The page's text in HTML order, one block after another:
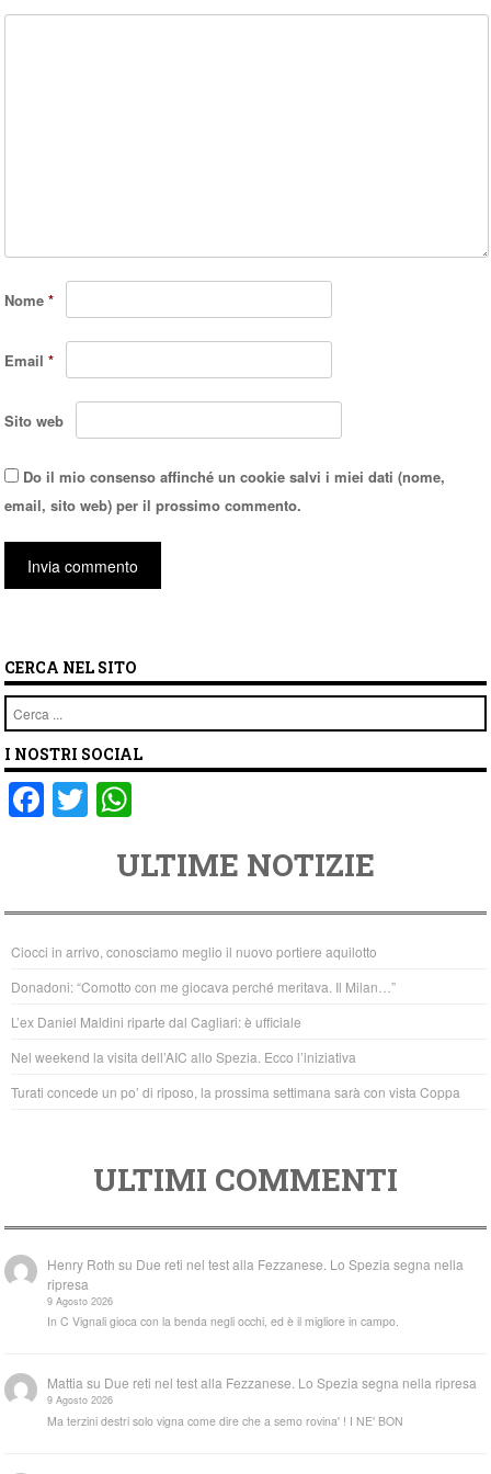
Nome*
Email*
Sito web
Do il mio consenso affinché un cookie salvi i miei dati (nome,
email, sito web) per il prossimo commento.
CERCA NEL SITO
Cerca
I NOSTRI SOCIAL
F
e
b
o
o
k
T
er
at
s
A
p
p
ULTIME NOTIZIE
Ciocci in arrivo, conosciamo meglio il nuovo portiere aquilotto
Donadoni: “Comotto con me giocava perché meritava. Il Milan…”
L’ex Daniel Maldini riparte dal Cagliari: è ufficiale
Nel weekend la visita dell’AIC allo Spezia. Ecco l’iniziativa
Turati concede un po’ di riposo, la prossima settimana sarà con vista Coppa
ULTIMI COMMENTI
Henry Roth su Due reti nel test alla Fezzanese. Lo Spezia segna nella
ripresa
9 Agosto 2026
In C Vignali gioca con la benda negli occhi, ed è il migliore in campo.
Mattia su Due reti nel test alla Fezzanese. Lo Spezia segna nella ripresa
9 Agosto 2026
Ma terzini destri solo vigna come dire che a semo rovina' ! I NE' BON